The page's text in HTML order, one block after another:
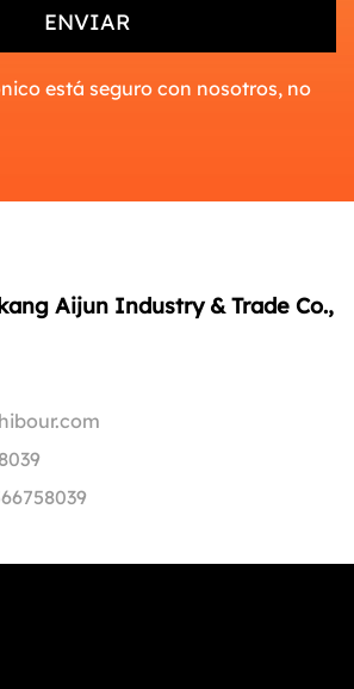
está seguro con nosotros, no
Aijun Industry & Trade Co.,